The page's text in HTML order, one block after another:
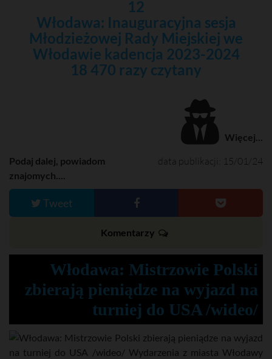
12
Włodawa: Inauguracyjna sesja
Młodzieżowej Rady Miejskiej we
Włodawie kadencja 2023-2024
18 470 razy czytany
Więcej...
data publikacji: 15/01/24
Podaj dalej, powiadom
znajomych....
Tweet
Komentarzy
Włodawa: Mistrzowie Polski
zbierają pieniądze na wyjazd na
turniej do USA /wideo/